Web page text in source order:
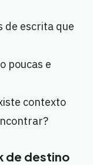
de escrita que
poucas e
contexto
de destino